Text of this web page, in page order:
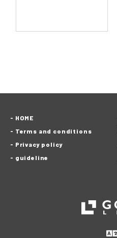
HOME
Terms and conditions
Privacy policy
guideline